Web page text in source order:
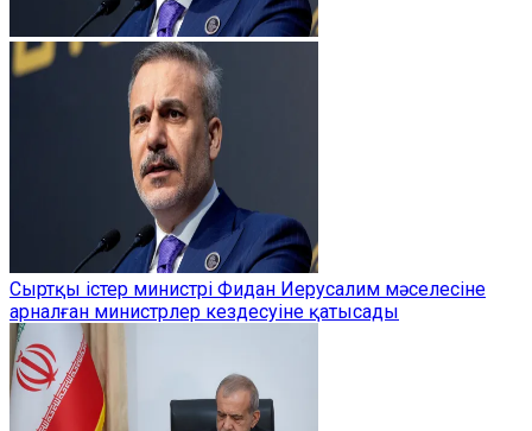
Сыртқы істер министрі Фидан Иерусалим мәселесіне
арналған министрлер кездесуіне қатысады